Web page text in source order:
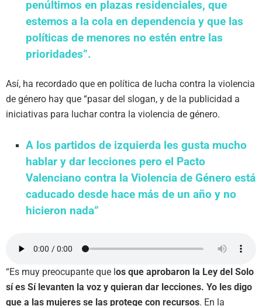
penúltimos en plazas residenciales, que
estemos a la cola en dependencia y que las
políticas de menores no estén entre las
prioridades”.
Así, ha recordado que en política de lucha contra la violencia
de género hay que “pasar del slogan, y de la publicidad a
iniciativas para luchar contra la violencia de género.
A los partidos de izquierda les gusta mucho
hablar y dar lecciones pero el Pacto
Valenciano contra la Violencia de Género está
caducado desde hace más de un año y no
hicieron nada”
“Es muy preocupante que los que aprobaron la Ley del Solo
sí es Sí levanten la voz y quieran dar lecciones. Yo les digo
que a las mujeres se las protege con recursos. En la